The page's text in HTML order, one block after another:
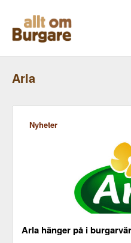
innehåll
Arla
Nyheter
Arla hänger på i